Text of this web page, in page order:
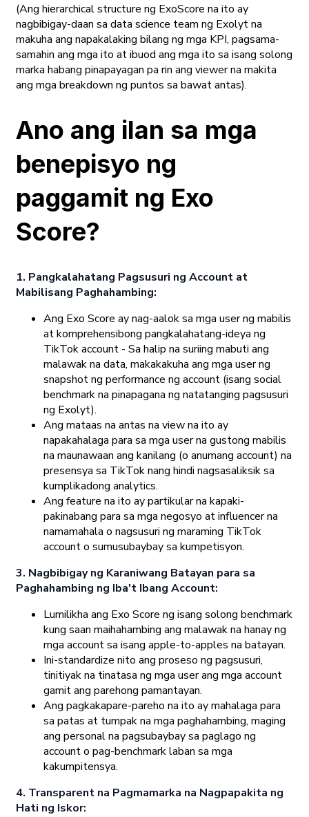
(Ang hierarchical structure ng ExoScore na ito ay
nagbibigay-daan sa data science team ng Exolyt na
makuha ang napakalaking bilang ng mga KPI, pagsama-
samahin ang mga ito at ibuod ang mga ito sa isang solong
marka habang pinapayagan pa rin ang viewer na makita
ang mga breakdown ng puntos sa bawat antas).
Ano ang ilan sa mga
benepisyo ng
paggamit ng Exo
Score?
1. Pangkalahatang Pagsusuri ng Account at
Mabilisang Paghahambing:
Ang Exo Score ay nag-aalok sa mga user ng mabilis
at komprehensibong pangkalahatang-ideya ng
TikTok account - Sa halip na suriing mabuti ang
malawak na data, makakakuha ang mga user ng
snapshot ng performance ng account (isang social
benchmark na pinapagana ng natatanging pagsusuri
ng Exolyt).
Ang mataas na antas na view na ito ay
napakahalaga para sa mga user na gustong mabilis
na maunawaan ang kanilang (o anumang account) na
presensya sa TikTok nang hindi nagsasaliksik sa
kumplikadong analytics.
Ang feature na ito ay partikular na kapaki-
pakinabang para sa mga negosyo at influencer na
namamahala o nagsusuri ng maraming TikTok
account o sumusubaybay sa kumpetisyon.
3. Nagbibigay ng Karaniwang Batayan para sa
Paghahambing ng Iba't Ibang Account:
Lumilikha ang Exo Score ng isang solong benchmark
kung saan maihahambing ang malawak na hanay ng
mga account sa isang apple-to-apples na batayan.
Ini-standardize nito ang proseso ng pagsusuri,
tinitiyak na tinatasa ng mga user ang mga account
gamit ang parehong pamantayan.
Ang pagkakapare-pareho na ito ay mahalaga para
sa patas at tumpak na mga paghahambing, maging
ang personal na pagsubaybay sa paglago ng
account o pag-benchmark laban sa mga
kakumpitensya.
4. Transparent na Pagmamarka na Nagpapakita ng
Hati ng Iskor: